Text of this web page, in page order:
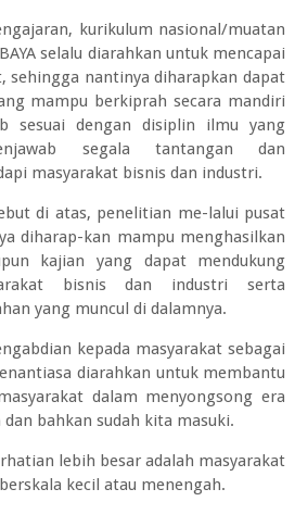
kurikulum nasional/muatan
selalu diarahkan untuk mencapai
sehingga nantinya diharapkan dapat
mampu berkiprah secara mandiri
sesuai dengan disiplin ilmu yang
segala tantangan dan
masyarakat bisnis dan industri.
di atas, penelitian me-lalui pusat
diharap-kan mampu menghasilkan
kajian yang dapat mendukung
bisnis dan industri serta
yang muncul di dalamnya.
kepada masyarakat sebagai
diarahkan untuk membantu
dalam menyongsong era
bahkan sudah kita masuki.
lebih besar adalah masyarakat
kecil atau menengah.